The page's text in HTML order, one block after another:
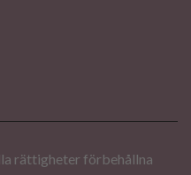
rättigheter förbehållna